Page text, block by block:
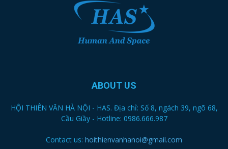
ABOUT US
HỘI THIÊN VĂN HÀ NỘI - HAS. Địa chỉ: Số 8, ngách 39, ngõ 68,
Cầu Giầy - Hotline: 0986.666.987
Contact us: hoithienvanhanoi@gmail.com